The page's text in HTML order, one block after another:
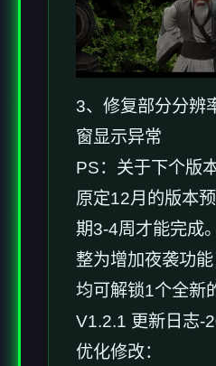
3、修复部分分辨
窗显示异常
PS：关于下个版
原定12月的版本
期3-4周才能完成
整为增加夜袭功
均可解锁1个全新
V1.2.1 更新日志-
优化修改：